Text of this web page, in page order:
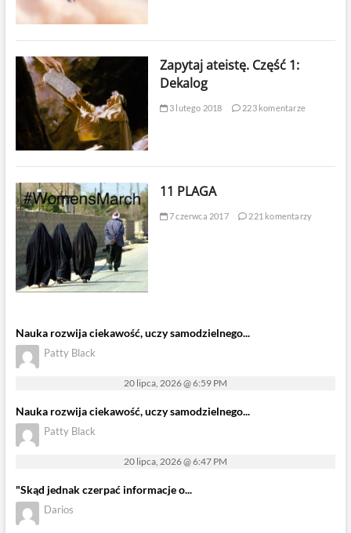
Zapytaj ateistę. Część 1:
Dekalog
3 lutego 2018 223 komentarze
11 PLAGA
7 czerwca 2017 221 komentarzy
Nauka rozwija ciekawość, uczy samodzielnego...
Patty Black
20 lipca, 2026 @ 6:59 PM
Nauka rozwija ciekawość, uczy samodzielnego...
Patty Black
20 lipca, 2026 @ 6:47 PM
"Skąd jednak czerpać informacje o...
Darios